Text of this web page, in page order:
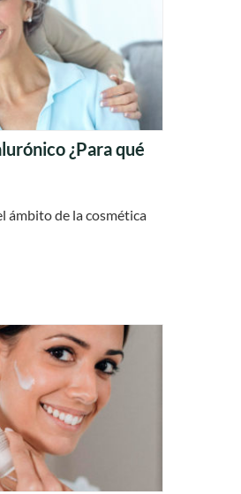
¿Para qué
ámbito de la cosmética